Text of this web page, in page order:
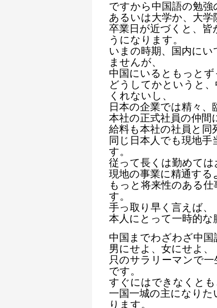
ですから中国語の勉
あるいは大学か、大
卒業日が近づくと、
うになります。
いまの時期、国内に
ませんが、
中国にいるともっと
どうしてかというと
くれないし、
日本の企業では精々、
本社の正式社員の仲
給料も本社の社員と同
同じ日本人でも現地
す。
従って長くは勤めて
現地の事業に精通す
もっと将来性のある
す。
手っ取り早く言えば、
本人にとって一時的
中国までわざわざ中
男にせよ、女にせよ、
只のサラリーマンで
です。
すぐにはできなくと
一国一城の主になり
ります。